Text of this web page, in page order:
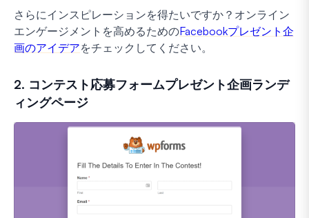
さらにインスピレーションを得たいですか？オンライン
エンゲージメントを高めるためのFacebookプレゼント企
画のアイデアをチェックしてください。
2. コンテスト応募フォームプレゼント企画ランデ
ィングページ